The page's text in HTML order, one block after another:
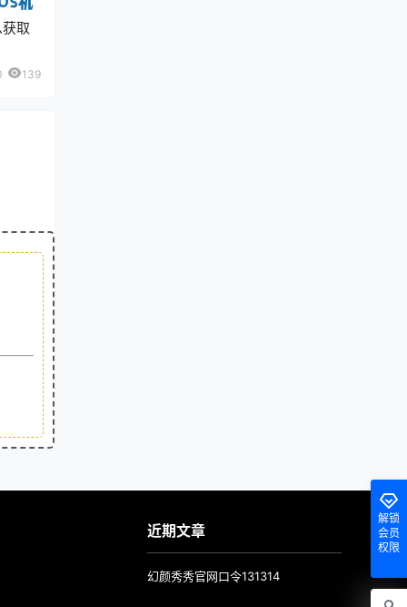
取
139
解锁
会员
权限
近期文章
幻颜秀秀官网口令131314